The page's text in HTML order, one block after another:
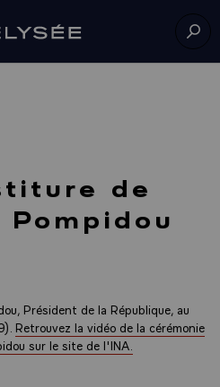
Retour à l’accueil Élysée
de
Pompidou
Président de la République, au
Retrouvez la vidéo de la cérémonie
sur le site de l'INA.